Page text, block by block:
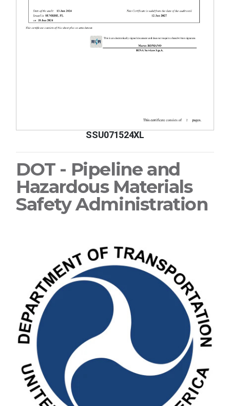
SSU071524XL
DOT - Pipeline and
Hazardous Materials
Safety Administration